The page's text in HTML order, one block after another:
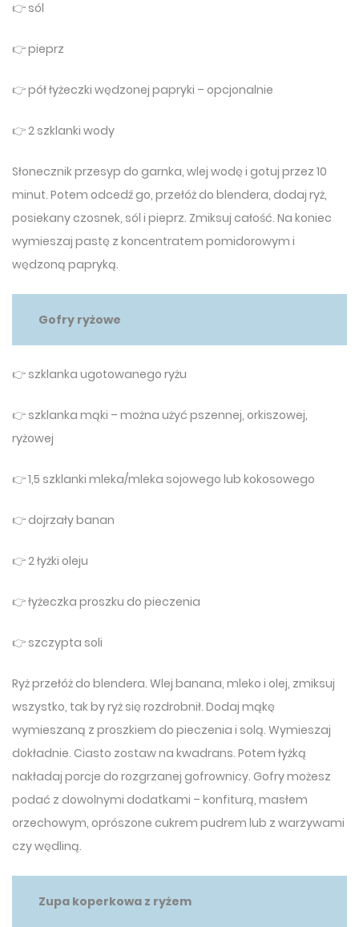
👉 sól
👉 pieprz
👉 pół łyżeczki wędzonej papryki – opcjonalnie
👉 2 szklanki wody
Słonecznik przesyp do garnka, wlej wodę i gotuj przez 10
minut. Potem odcedź go, przełóż do blendera, dodaj ryż,
posiekany czosnek, sól i pieprz. Zmiksuj całość. Na koniec
wymieszaj pastę z koncentratem pomidorowym i
wędzoną papryką.
Gofry ryżowe
👉 szklanka ugotowanego ryżu
👉 szklanka mąki – można użyć pszennej, orkiszowej,
ryżowej
👉 1,5 szklanki mleka/mleka sojowego lub kokosowego
👉 dojrzały banan
👉 2 łyżki oleju
👉 łyżeczka proszku do pieczenia
👉 szczypta soli
Ryż przełóż do blendera. Wlej banana, mleko i olej, zmiksuj
wszystko, tak by ryż się rozdrobnił. Dodaj mąkę
wymieszaną z proszkiem do pieczenia i solą. Wymieszaj
dokładnie. Ciasto zostaw na kwadrans. Potem łyżką
nakładaj porcje do rozgrzanej gofrownicy. Gofry możesz
podać z dowolnymi dodatkami – konfiturą, masłem
orzechowym, oprószone cukrem pudrem lub z warzywami
czy wędliną.
Zupa koperkowa z ryżem